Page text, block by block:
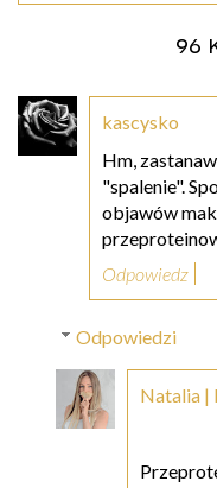
96
kascysko
Hm,
"spalenie".
objawów
Odpowiedz
Odpowiedzi
Natalia |